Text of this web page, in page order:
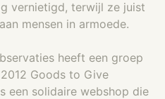
vernietigd, terwijl ze juist
mensen in armoede.
heeft een groep
Goods to Give
een solidaire webshop die